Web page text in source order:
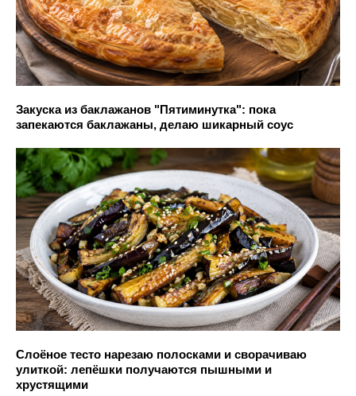
Закуска из баклажанов "Пятиминутка": пока
запекаются баклажаны, делаю шикарный соус
Слоёное тесто нарезаю полосками и сворачиваю
улиткой: лепёшки получаются пышными и
хрустящими